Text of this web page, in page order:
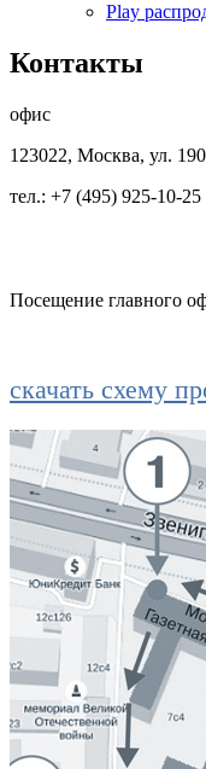
Play
Контакты
офис
123022, Москва, ул.
тел.: +7 (495) 925-10-25
Посещение главного
скачать схему